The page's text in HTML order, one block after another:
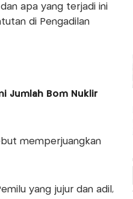
apa yang terjadi ini
di Pengadilan
Jumlah Bom Nuklir
memperjuangkan
yang jujur dan adil,